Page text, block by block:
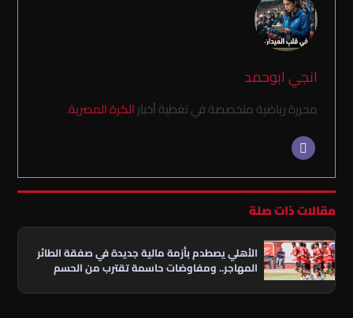
انجي ابوحمد
محررة رياضية متخصصة في تغطية أخبارالكرة المصرية.
مقالات ذات صلة
الأهلي يصطدم بأزمة مالية جديدة في صفقة الطائر
المهاجر.. ومفاوضات حاسمة تقترب من الحسم